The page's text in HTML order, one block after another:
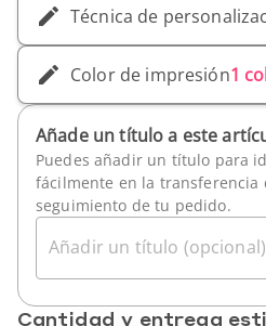
Técnica de
Color de impresión1
Añade un título a este
Puedes añadir un título para
fácilmente en la transferencia
seguimiento de tu pedido.
Añadir un título (opcional)
Cantidad y entrega